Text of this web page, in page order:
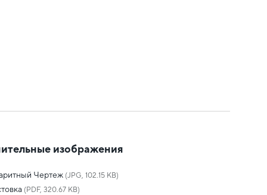
изображения
Чертеж (JPG, 102.15 KB)
(PDF, 320.67 KB)